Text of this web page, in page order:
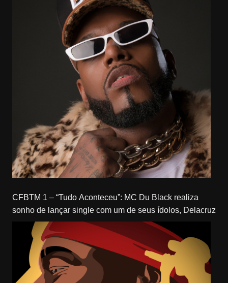
CFBTM 1 – “Tudo Aconteceu”: MC Du Black realiza
sonho de lançar single com um de seus ídolos, Delacruz